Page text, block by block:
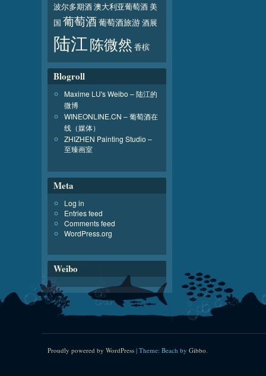
波尔多期酒澳大利亚葡萄酒美
国 葡萄酒葡萄酒旅游酒展
陆江陈微然 香槟
Blogroll
Maxime LU's Weibo – 陆江的
微博
WINEONLINE.CN – 葡萄酒在
线（媒体）
ZHIZHEN Painting Studio –
至臻画室
Meta
Log in
Entries feed
Comments feed
WordPress.org
Weibo
Proudly powered by WordPress | Theme: Beach by Gibbo.